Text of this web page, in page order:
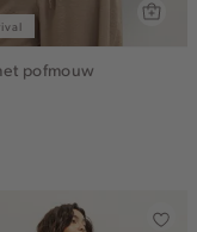
pofmouw